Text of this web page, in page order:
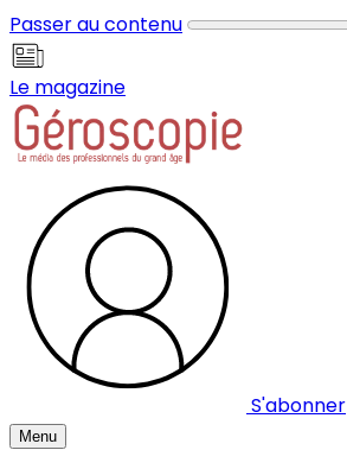
Passer au contenu
Le magazine
S'abonner
Menu
Panneau de gestion des cookies